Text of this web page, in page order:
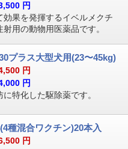
円
効果を発揮するイベルメクチ
用の動物用医薬品です。
プラス大型犬用(23〜45kg)
円
円
特化した駆除薬です。
種混合ワクチン)20本入
円